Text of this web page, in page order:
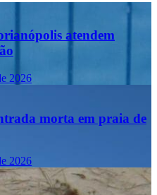
atendem
2026
morta em praia de
2026